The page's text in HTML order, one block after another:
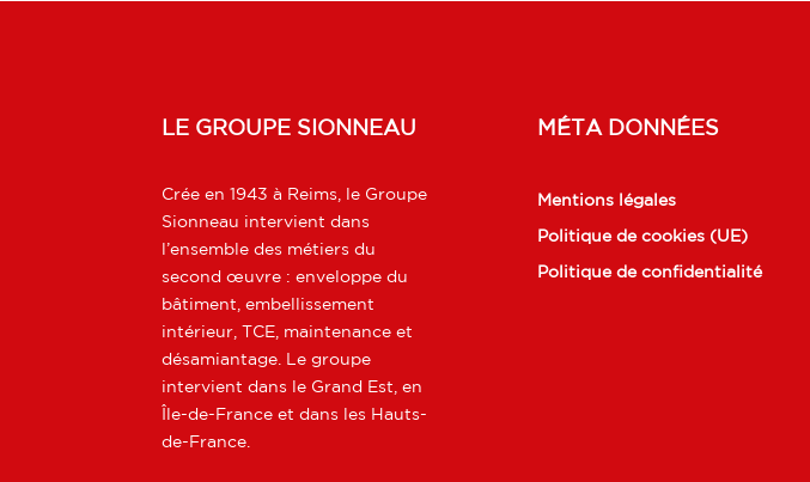
LE GROUPE SIONNEAU
Crée en 1943 à Reims, le Groupe
Sionneau intervient dans
l’ensemble des métiers du
second œuvre : enveloppe du
bâtiment, embellissement
intérieur, TCE, maintenance et
désamiantage. Le groupe
intervient dans le Grand Est, en
Île-de-France et dans les Hauts-
de-France.
MÉTA DONNÉES
Mentions légales
Politique de cookies (UE)
Politique de confidentialité